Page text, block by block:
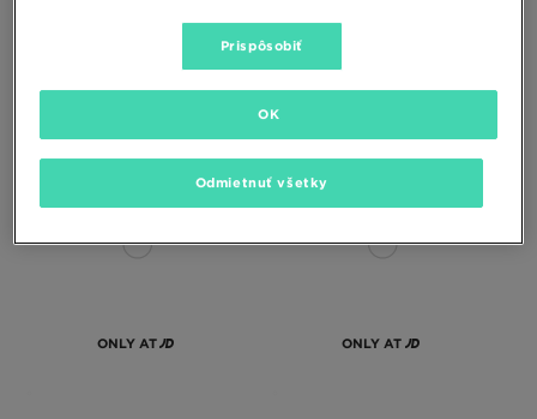
MCKENZIE SÚPRAVA ROCCO CRW
MCKENZIE NOHAVICE ROCCO OP
ONLY AT ONLY AT
Prispôsobiť
Odmietnuť všetky
OK